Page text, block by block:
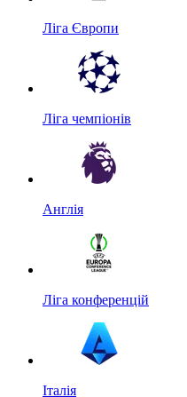
Ліга Європи
Ліга чемпіонів
Англія
Ліга конференцій
Італія